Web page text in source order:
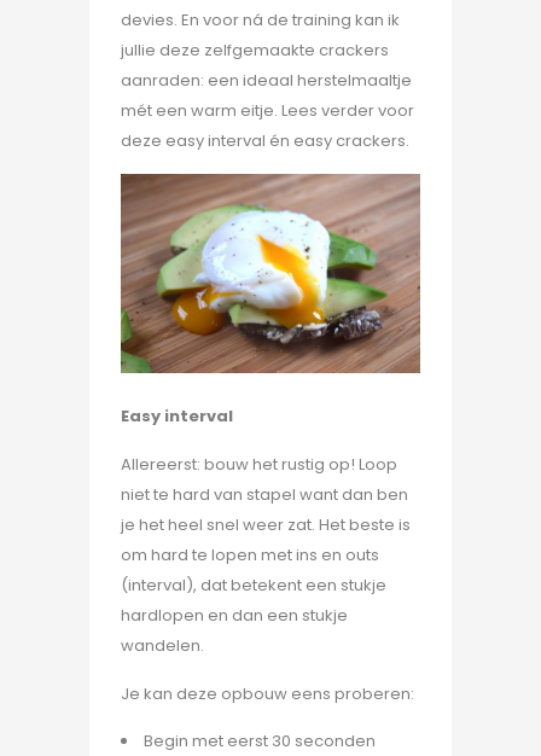
devies. En voor ná de training kan ik
jullie deze zelfgemaakte crackers
aanraden: een ideaal herstelmaaltje
mét een warm eitje. Lees verder voor
deze easy interval én easy crackers.
Easy interval
Allereerst: bouw het rustig op! Loop
niet te hard van stapel want dan ben
je het heel snel weer zat. Het beste is
om hard te lopen met ins en outs
(interval), dat betekent een stukje
hardlopen en dan een stukje
wandelen.
Je kan deze opbouw eens proberen:
Begin met eerst 30 seconden